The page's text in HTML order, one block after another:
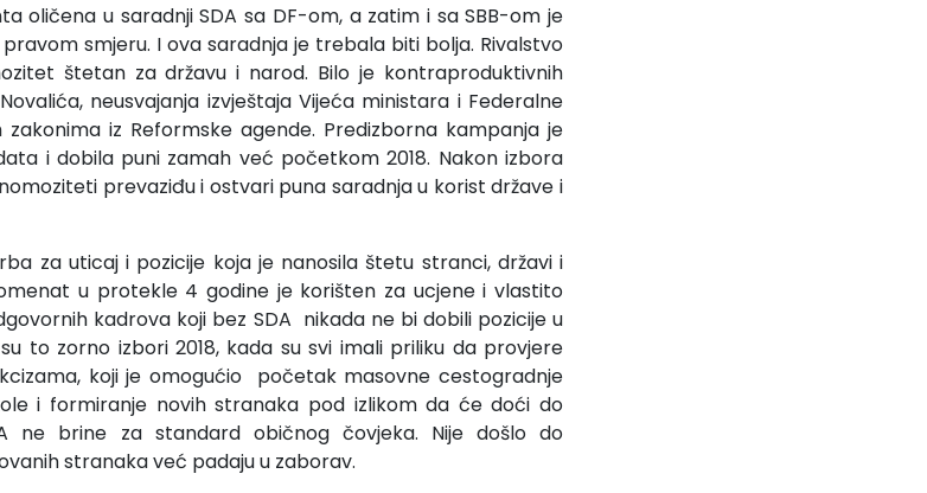
oličena u saradnji SDA sa DF-om, a zatim i sa SBB-om je
smjeru. I ova saradnja je trebala biti bolja. Rivalstvo
štetan za državu i narod. Bilo je kontraproduktivnih
neusvajanja izvještaja Vijeća ministara i Federalne
iz Reformske agende. Predizborna kampanja je
i dobila puni zamah već početkom 2018. Nakon izbora
prevaziđu i ostvari puna saradnja u korist države i
za uticaj i pozicije koja je nanosila štetu stranci, državi i
u protekle 4 godine je korišten za ucjene i vlastito
kadrova koji bez SDA nikada ne bi dobili pozicije u
to zorno izbori 2018, kada su svi imali priliku da provjere
koji je omogućio početak masovne cestogradnje
i formiranje novih stranaka pod izlikom da će doći do
ne brine za standard običnog čovjeka. Nije došlo do
stranaka već padaju u zaborav.